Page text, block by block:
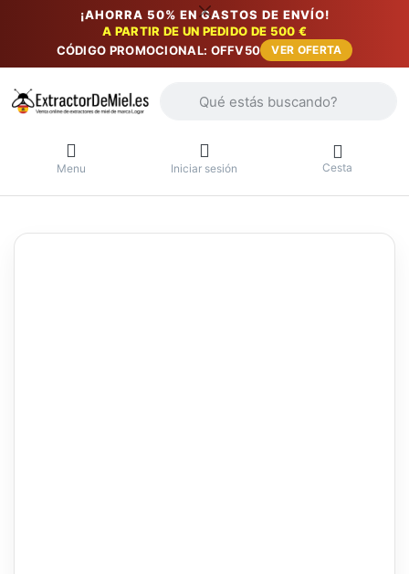
¡AHORRA 50% EN GASTOS DE ENVÍO!
A PARTIR DE UN PEDIDO DE 500 €
CÓDIGO PROMOCIONAL: OFFV50
VER OFERTA
Menu Iniciar sesión Cesta